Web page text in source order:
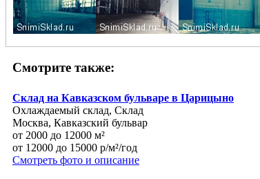
Смотрите также:
Склад на Кавказском бульваре в Царицыно
Охлаждаемый склад, Склад
Москва, Кавказский бульвар
от 2000 до 12000 м²
от 12000 до 15000 р/м²/год
Смотреть фото и описание